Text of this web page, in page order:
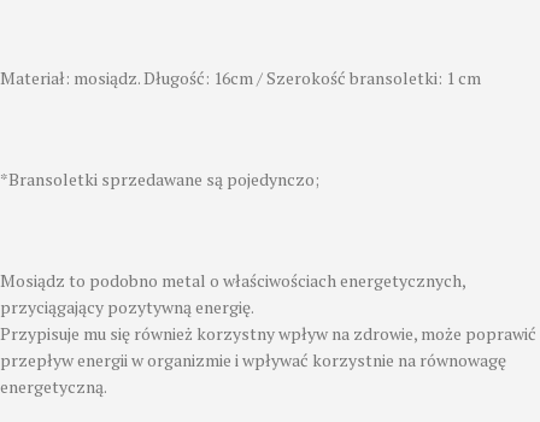
Materiał: mosiądz. Długość: 16cm / Szerokość bransoletki: 1 cm
*Bransoletki sprzedawane są pojedynczo;
Mosiądz to podobno metal o właściwościach energetycznych,
przyciągający pozytywną energię.
Przypisuje mu się również korzystny wpływ na zdrowie, może poprawić
przepływ energii w organizmie i wpływać korzystnie na równowagę
energetyczną.